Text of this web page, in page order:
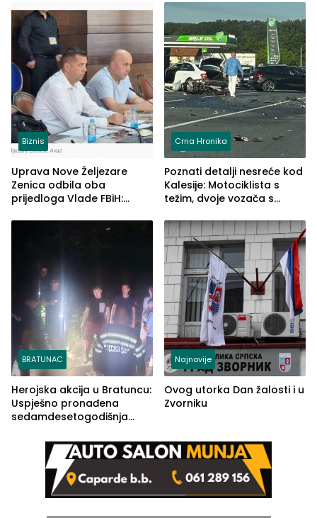
Biznis
Uprava Nove Željezare
Zenica odbila oba
prijedloga Vlade FBiH:
rješenje
Crna Hronika
Poznati detalji nesreće kod
Kalesije: Motociklista s
težim, dvoje vozača s
BRATUNAC
Herojska akcija u Bratuncu:
Uspješno pronađena
sedamdesetogodišnja
Kravice.
Najnovije
Ovog utorka Dan žalosti i u
Zvorniku